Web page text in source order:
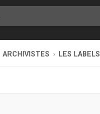
ARCHIVISTES LES LABELS